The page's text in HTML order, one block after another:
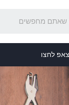
לחצו